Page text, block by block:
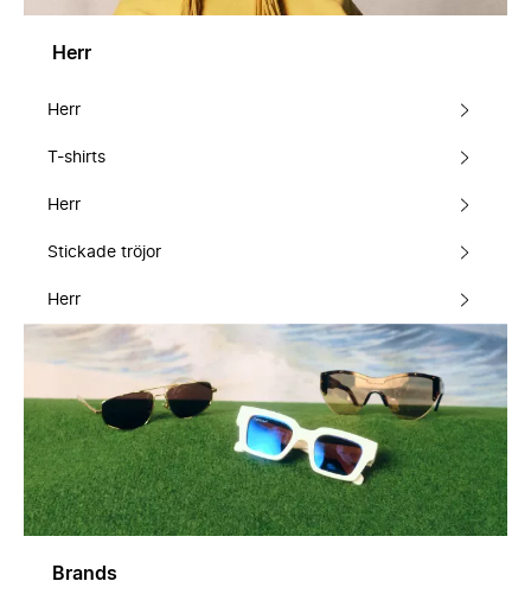
Herr
Herr
T-shirts
Herr
Stickade tröjor
Herr
Brands